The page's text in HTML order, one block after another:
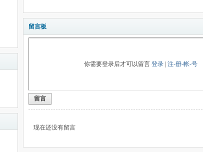
留言板
你需要登录后才可以留言 登录| 注-册-帐-号
留言
现在还没有留言